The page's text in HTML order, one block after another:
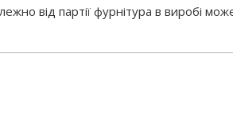
від партії фурнітура в виробі